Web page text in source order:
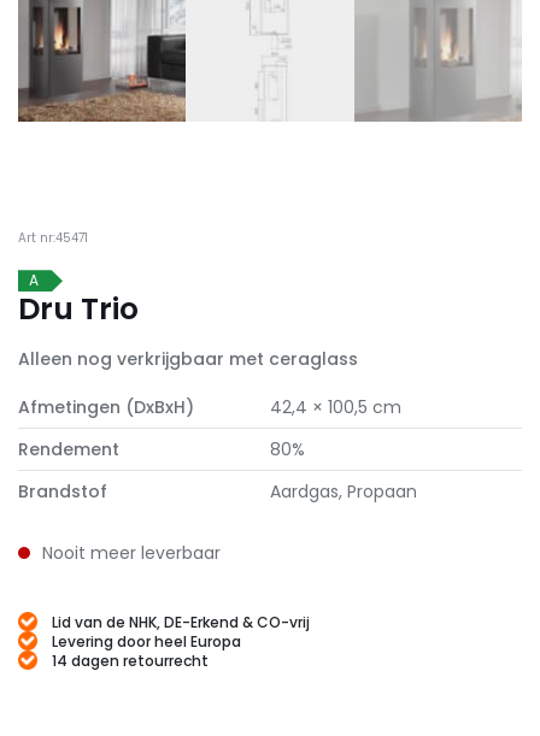
Art nr:45471
A
Dru Trio
Alleen nog verkrijgbaar met ceraglass
Afmetingen (DxBxH)
42,4 × 100,5 cm
Rendement
80%
Brandstof
Aardgas, Propaan
Nooit meer leverbaar
Lid van de NHK, DE-Erkend & CO-vrij
Levering door heel Europa
14 dagen retourrecht